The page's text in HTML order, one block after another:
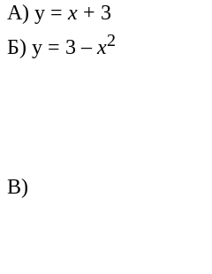
А) у =х + 3
Б) у = 3 –х2
В)